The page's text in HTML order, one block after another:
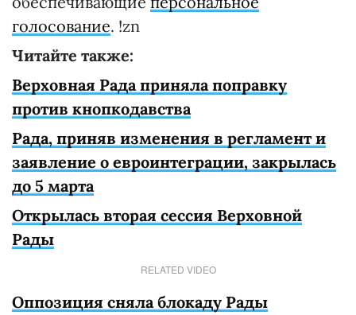
голосование. !zn
Читайте также:
Верховная Рада приняла поправку
против кнопкодавства
Рада, приняв изменения в регламент и
заявление о евроинтеграции, закрылась
до 5 марта
Открылась вторая сессия Верховной
Рады
RELATED VIDEO
Оппозиция сняла блокаду Рады